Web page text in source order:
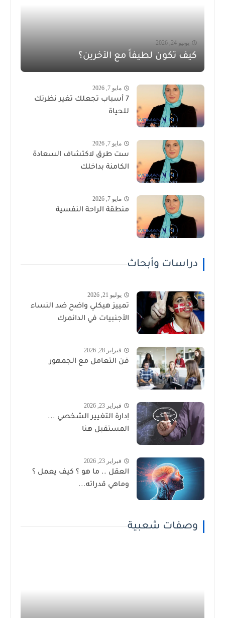
يونيو 24, 2026
كيف تكون لطيفاً مع الآخرين؟
مايو 7, 2026
7 أسباب تجعلك تغير نظرتك
للحياة
مايو 7, 2026
ست طرق لاكتشاف السعادة
الكامنة بداخلك
مايو 7, 2026
منطقة الراحة النفسية
دراسات وأبحاث
يوليو 21, 2026
تمييز هيكلي واضح ضد النساء
الأجنبيات في الدانمرك
فبراير 28, 2026
فن التعامل مع الجمهور
فبراير 23, 2026
إدارة التغيير الشخصي ...
المستقبل هنا
فبراير 23, 2026
العقل .. ما هو ؟ كيف يعمل ؟
وماهي قدراته...
وصفات شعبية